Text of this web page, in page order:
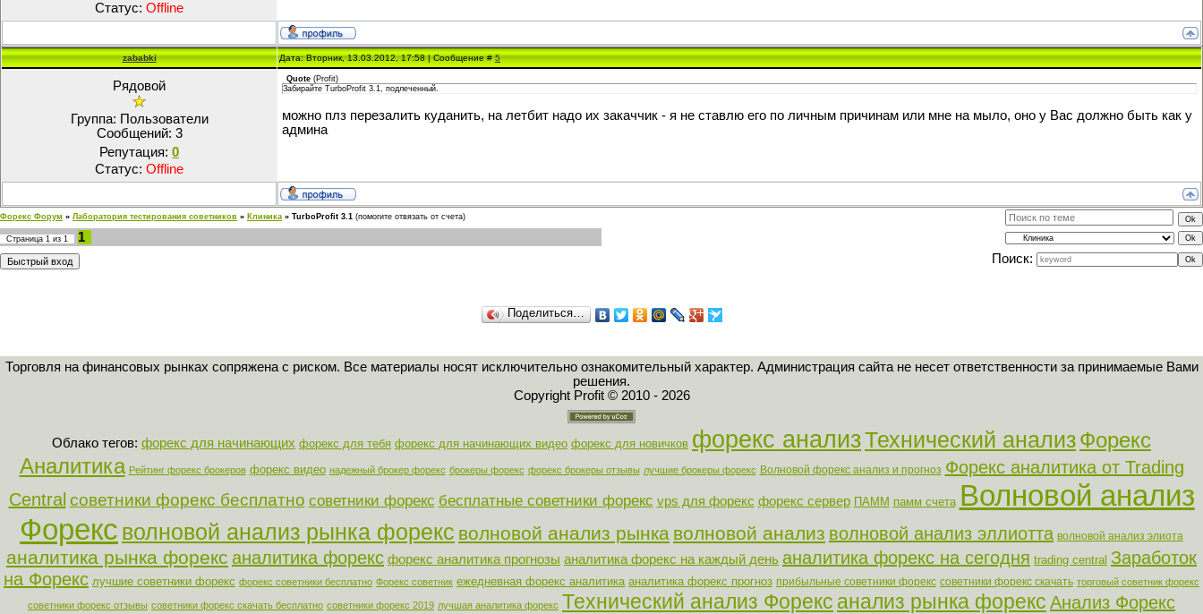
Статус: Offline
zababki Дата: Вторник, 13.03.2012, 17:58 | Сообщение #5
Рядовой
Группа: Пользователи
Сообщений: 3
Репутация: 0
Статус: Offline
Quote (Profit)
Забирайте TurboProfit 3.1, подлеченный.
можно плз перезалить куданить, на летбит надо их закаччик - я не ставлю его по личным причинам или мне на мыло, оно у Вас должно быть как у
админа
Форекс Форум » Лаборатория тестирования советников » Клиника » TurboProfit 3.1 (помогите отвязать от счета)
Страница 1 из 1
1
Поиск:
Поделиться…
Торговля на финансовых рынках сопряжена с риском. Все материалы носят исключительно ознакомительный характер. Администрация сайта не несет ответственности за принимаемые Вами
решения.
Copyright Profit © 2010 - 2026
Облако тегов: форекс для начинающих форекс для тебя форекс для начинающих видео форекс для новичков форекс анализТехнический анализФорекс
Аналитика Рейтинг форекс брокеров форекс видео надежный брокер форекс брокеры форекс форекс брокеры отзывы лучшие брокеры форекс Волновой форекс анализ и прогноз Форекс аналитика от Trading
Central советники форекс бесплатно советники форекс бесплатные советники форекс vps для форекс форекс сервер ПАММ памм счета Волновой анализ
Форекс волновой анализ рынка форекс волновой анализ рынка волновой анализ волновой анализ эллиотта волновой анализ элиота
аналитика рынка форекс аналитика форекс форекс аналитика прогнозы аналитика форекс на каждый день аналитика форекс на сегодня trading central Заработок
на Форекс лучшие советники форекс форекс советники бесплатно Форекс советник ежедневная форекс аналитика аналитика форекс прогноз прибыльные советники форекс советники форекс скачать торговый советник форекс
советники форекс отзывы советники форекс скачать бесплатно советники форекс 2019 лучшая аналитика форекс Технический анализ Форекс анализ рынка форекс Анализ Форекс